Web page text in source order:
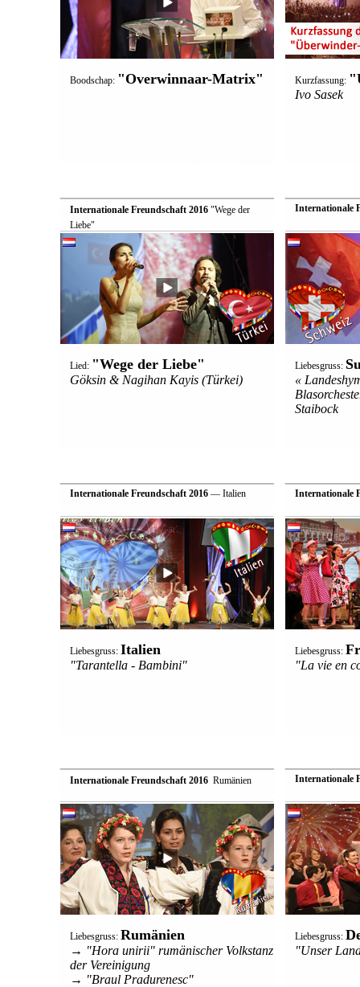
Boodschap: "Overwinnaar-Matrix" Kurzfassung:
Ivo Sasek
Internationale Freundschaft 2016 "Wege der
Liebe"
Lied: "Wege der Liebe"
Göksin & Nagihan Kayis (Türkei)
Internationale
Liebesgruss:
«
Staibock
Internationale Freundschaft 2016— Italien
Liebesgruss: Italien
"Tarantella - Bambini"
Internationale
Liebesgruss:
"La vie en
Internationale Freundschaft 2016 Rumänien
Liebesgruss: Rumänien
→ "Hora unirii" rumänischer Volkstanz
der Vereinigung
→ "Braul Pradurenesc"
Internationale
Liebesgruss:
"Unser